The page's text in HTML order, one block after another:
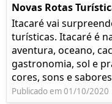
Novas Rotas
Itacaré vai
turísticas. Itacaré é
aventura, oceano,
gastronomia, sol e
cores, sons e
Publicado em 01/10/2020